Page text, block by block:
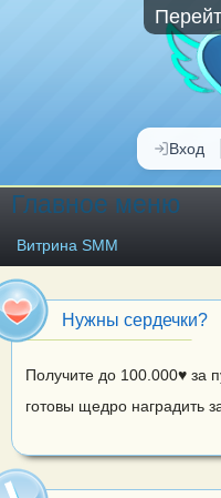
Вход
Главное меню
Витрина SMM
Нужны сердечки?
Получите до 100.000♥ за
готовы щедро наградить